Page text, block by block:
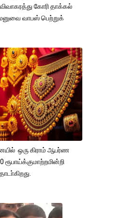
விவாகரத்து கோரி தாக்கல்
வாபஸ் பெற்றுக்
ஒரு கிராம் ஆபர்ண